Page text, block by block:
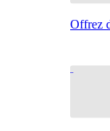
Offrez